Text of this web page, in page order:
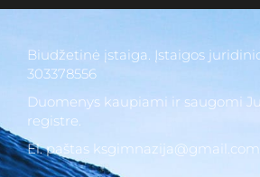
Biudžetinė įstaiga. Įstaigos
303378556
Duomenys kaupiami ir saugomi
registre.
El. paštas ksgimnazija@gmail.com